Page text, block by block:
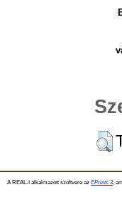
A REAL-I alkalmazott szoftvere az EPrints 3,